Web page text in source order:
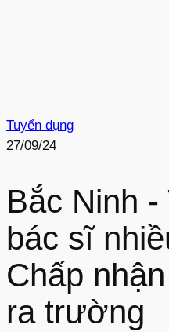
Tuyển dụng
27/09/24
Bắc Ninh -
bác sĩ
Chấp
ra trường